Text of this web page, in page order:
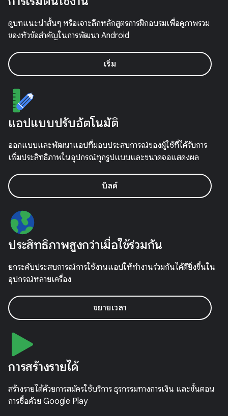
ดูบทแนะนำสั้นๆ หรือเจาะลึกหลักสูตรการฝึกอบรมเพื่อดูภาพรวม
ของหัวข้อสำคัญในการพัฒนา Android
เริ่ม
แอปแบบปรับอัตโนมัติ
ออกแบบและพัฒนาแอปที่มอบประสบการณ์ของผู้ใช้ที่ได้รับการ
เพิ่มประสิทธิภาพในอุปกรณ์ทุกรูปแบบและขนาดจอแสดงผล
บิลด์
ประสิทธิภาพสูงกว่าเมื่อใช้ร่วมกัน
ยกระดับประสบการณ์การใช้งานแอปให้ทำงานร่วมกันได้ดียิ่งขึ้นใน
อุปกรณ์หลายเครื่อง
ขยายเวลา
การสร้างรายได้
สร้างรายได้ด้วยการสมัครใช้บริการ ธุรกรรมทางการเงิน และขั้นตอน
การซื้อด้วย Google Play